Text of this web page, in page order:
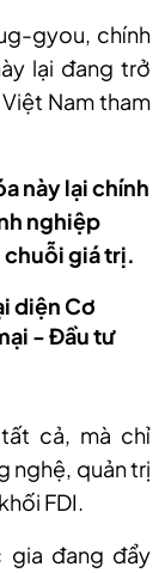
gyou, chính
lại đang trở
Nam tham
này lại chính
nghiệp
giá trị.
diện Cơ
- Đầu tư
cả, mà chỉ
nghệ, quản trị
FDI.
gia đang đẩy